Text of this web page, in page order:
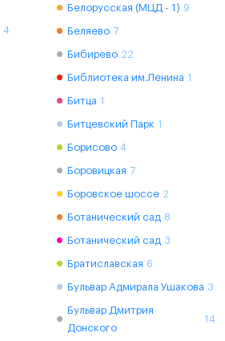
4
Белорусская (МЦД - 1) 9
Беляево 7
Бибирево 22
Библиотека им.Ленина 1
Битца 1
Битцевский Парк 1
Борисово 4
Боровицкая 7
Боровское шоссе 2
Ботанический сад 8
Ботанический сад 3
Братиславская 6
Бульвар Адмирала Ушакова 3
Бульвар Дмитрия
Донского
14